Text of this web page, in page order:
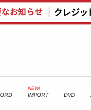
IMPORT DVD